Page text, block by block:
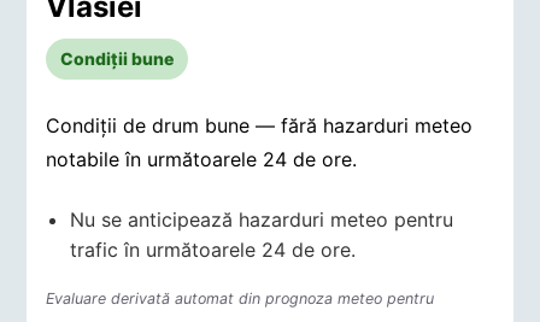
Vlăsiei
Condiții bune
Condiții de drum bune — fără hazarduri meteo
notabile în următoarele 24 de ore.
Nu se anticipează hazarduri meteo pentru
trafic în următoarele 24 de ore.
Evaluare derivată automat din prognoza meteo pentru